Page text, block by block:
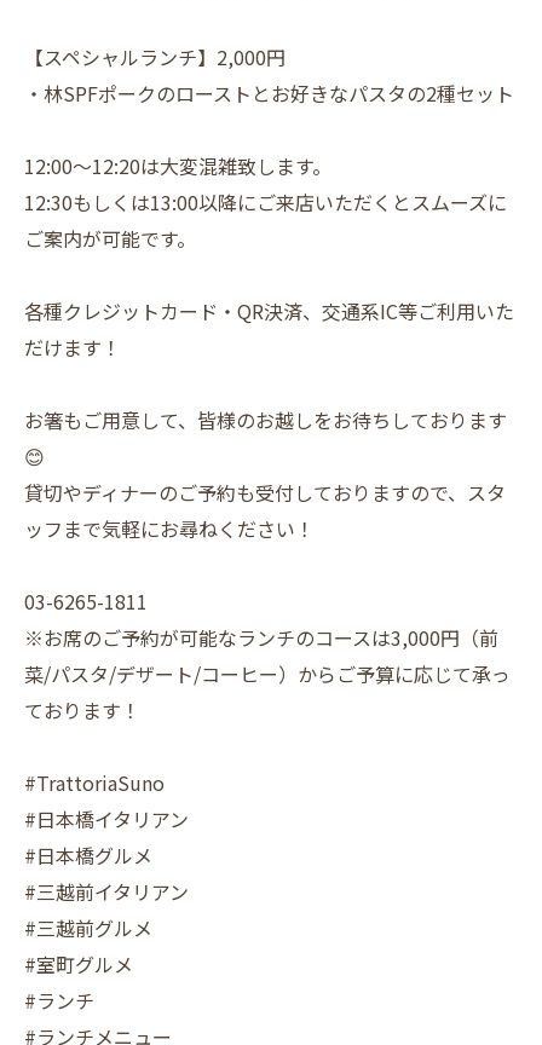
【スペシャルランチ】2,000円
・林SPFポークのローストとお好きなパスタの2種セット
12:00～12:20は大変混雑致します。
12:30もしくは13:00以降にご来店いただくとスムーズに
ご案内が可能です。
各種クレジットカード・QR決済、交通系IC等ご利用いた
だけます！
お箸もご用意して、皆様のお越しをお待ちしております
😊
貸切やディナーのご予約も受付しておりますので、スタ
ッフまで気軽にお尋ねください！
03-6265-1811
※お席のご予約が可能なランチのコースは3,000円（前
菜/パスタ/デザート/コーヒー）からご予算に応じて承っ
ております！
#TrattoriaSuno
#日本橋イタリアン
#日本橋グルメ
#三越前イタリアン
#三越前グルメ
#室町グルメ
#ランチ
#ランチメニュー